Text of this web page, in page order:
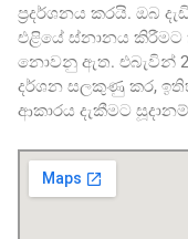
ප්‍රදර්ශනය කරයි. ඔබ
එළියේ ස්නානය කිරීමට
නොවනු ඇත. එබැවින්
දර්ශන සලකුණු කර,
ආකාරය දැකීමට